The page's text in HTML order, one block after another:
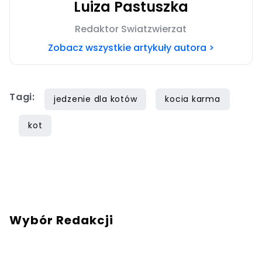
Luiza Pastuszka
Redaktor Swiatzwierzat
Zobacz wszystkie artykuły autora >
Tagi: jedzenie dla kotów kocia karma
kot
Wybór Redakcji